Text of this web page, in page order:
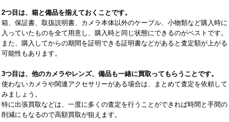
2つ目は、箱と備品を揃えておくことです。
箱、保証書、取扱説明書、カメラ本体以外のケーブル、小物類など購入時に
入っていたものを全て用意し、購入時と同じ状態にできるのがベストです。
また、購入してからの期間を証明できる証明書などがあると査定額が上がる
可能性もあります。
3つ目は、他のカメラやレンズ、備品も一緒に買取ってもらうことです。
使わないカメラや関連アクセサリーがある場合は、まとめて査定を依頼して
みましょう。
特に出張買取などは、一度に多くの査定を行うことができれば時間と手間の
削減にもなるので高額買取が狙えます。